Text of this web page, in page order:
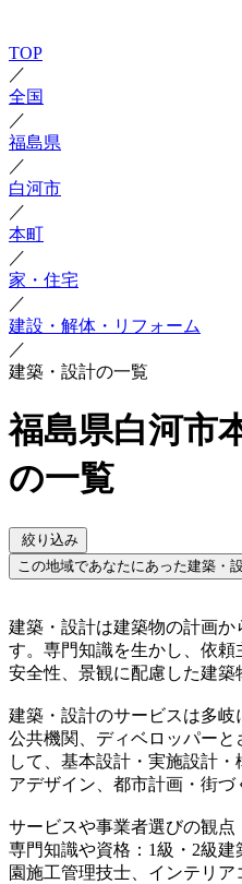
TOP
／
全国
／
福島県
／
白河市
／
本町
／
家・住宅
／
建設・解体・リフォーム
／
建築・設計の一覧
福島県白河市
の一覧
絞り込み
この地域であなたにあった建築・
建築・設計は建築物の計画か
す。専門知識を生かし、依
安全性、景観に配慮した建築
建築・設計のサービスは多岐
公共機関、ディベロッパー
して、基本設計・実施設計
アデザイン、都市計画・街づ
サービスや事業者選びの観点
専門知識や資格：1級・2級
園施工管理技士、インテリ